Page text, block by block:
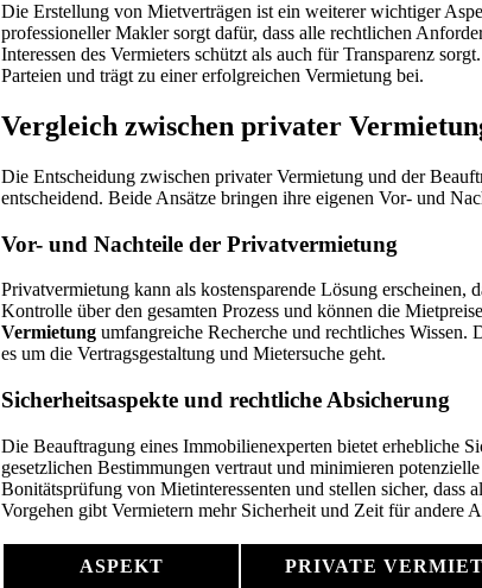
Die Erstellung von Mietverträgen ist ein weiterer wichtiger
professioneller Makler sorgt dafür, dass alle rechtlichen
Interessen des Vermieters schützt als auch für Transparenz
Parteien und trägt zu einer erfolgreichen Vermietung bei.
Vergleich zwischen privater
Die Entscheidung zwischen privater Vermietung und der
entscheidend. Beide Ansätze bringen ihre eigenen Vor- und
Vor- und Nachteile der Privatvermietung
Privatvermietung kann als kostensparende Lösung erscheinen,
Kontrolle über den gesamten Prozess und können die
Vermietung umfangreiche Recherche und rechtliches
es um die Vertragsgestaltung und Mietersuche geht.
Sicherheitsaspekte und rechtliche Absicherung
Die Beauftragung eines Immobilienexperten bietet erhebliche
gesetzlichen Bestimmungen vertraut und minimieren
Bonitätsprüfung von Mietinteressenten und stellen sicher, dass
Vorgehen gibt Vermietern mehr Sicherheit und Zeit für andere
ASPEKT PRIVATE